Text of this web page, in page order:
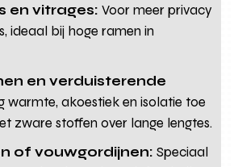
en vitrages: Voor meer privacy
ideaal bij hoge ramen in
en verduisterende
warmte, akoestiek en isolatie toe
zware stoffen over lange lengtes.
of vouwgordijnen: Speciaal